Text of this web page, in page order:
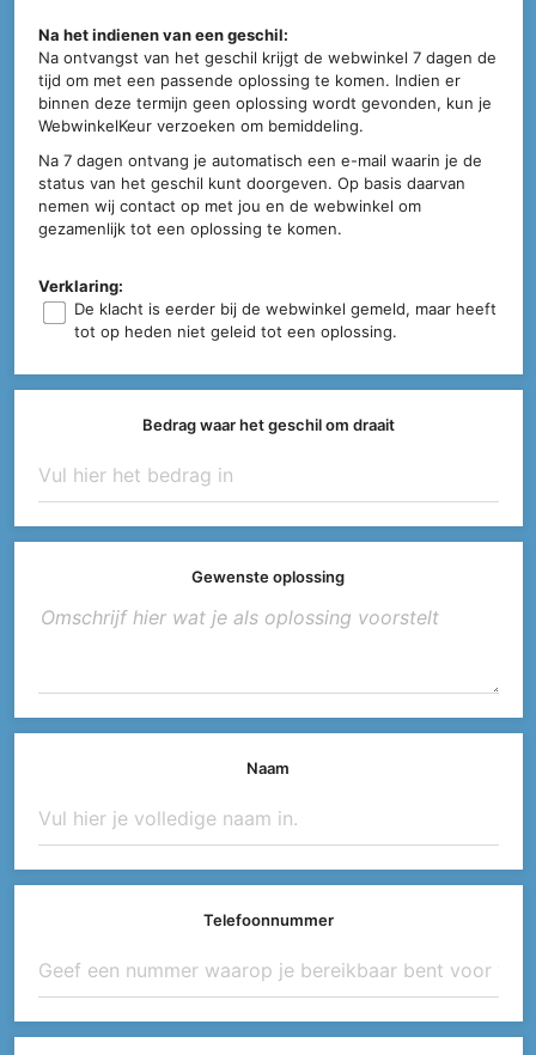
Na het indienen van een geschil:
Na ontvangst van het geschil krijgt de webwinkel 7 dagen de
tijd om met een passende oplossing te komen. Indien er
binnen deze termijn geen oplossing wordt gevonden, kun je
WebwinkelKeur verzoeken om bemiddeling.
Na 7 dagen ontvang je automatisch een e-mail waarin je de
status van het geschil kunt doorgeven. Op basis daarvan
nemen wij contact op met jou en de webwinkel om
gezamenlijk tot een oplossing te komen.
Verklaring:
De klacht is eerder bij de webwinkel gemeld, maar heeft
tot op heden niet geleid tot een oplossing.
Bedrag waar het geschil om draait
Gewenste oplossing
Naam
Telefoonnummer